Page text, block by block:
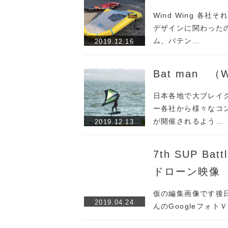
2019.12.16
Wind Wing 各社そ
デザインに関わった
ム、バテン…
2019.12.13
Bat man （
日本各地で大ブレ
ー各社から様々なコ
が開催されるよう…
2019.04.24
7th SUP
ドローン映像
仮の編集画像です後
んのGoogleフォト